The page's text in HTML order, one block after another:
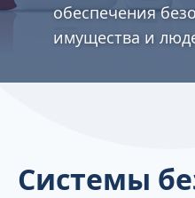
обеспечения
имущества и
Системы